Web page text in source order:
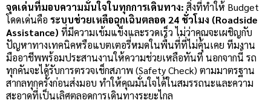
จุดเด่นที่มอบความมั่นใจในทุกการเดินทาง: สิ่งที่ทำให้ Budget
โดดเด่นคือ ระบบช่วยเหลือฉุกเฉินตลอด 24 ชั่วโมง (Roadside
Assistance) ที่มีความเข้มแข็งและรวดเร็ว ไม่ว่าคุณจะเผชิญกับ
ปัญหาทางเทคนิคหรือแบตเตอรี่หมดในพื้นที่ที่ไม่คุ้นเคย ทีมงาน
มืออาชีพพร้อมประสานงานให้ความช่วยเหลือทันที นอกจากนี้ รถ
ทุกคันจะได้รับการตรวจเช็กสภาพ (Safety Check) ตามมาตรฐาน
สากลทุกครั้งก่อนส่งมอบ ทำให้คุณมั่นใจได้ในสมรรถนะและความ
สะอาดที่เป็นเลิศตลอดการเดินทางระยะไกล